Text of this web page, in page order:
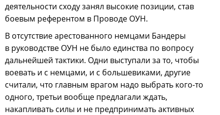
деятельности сходу занял высокие позиции, став
боевым референтом в Проводе ОУН.
В отсутствие арестованного немцами Бандеры
в руководстве ОУН не было единства по вопросу
дальнейшей тактики. Одни выступали за то, чтобы
воевать и с немцами, и с большевиками, другие
считали, что главным врагом надо выбрать кого-то
одного, третьи вообще предлагали ждать,
накапливать силы и не предпринимать активных